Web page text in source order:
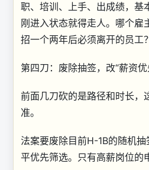
职、培训、上手、出成绩，基
刚进入状态就得走人。哪个雇
招一个两年后必须离开的员工？
第四刀：废除抽签，改“薪资优
前面几刀砍的是路径和时长，
准。
法案要废除目前H-1B的随机
平优先筛选。只有高薪岗位的